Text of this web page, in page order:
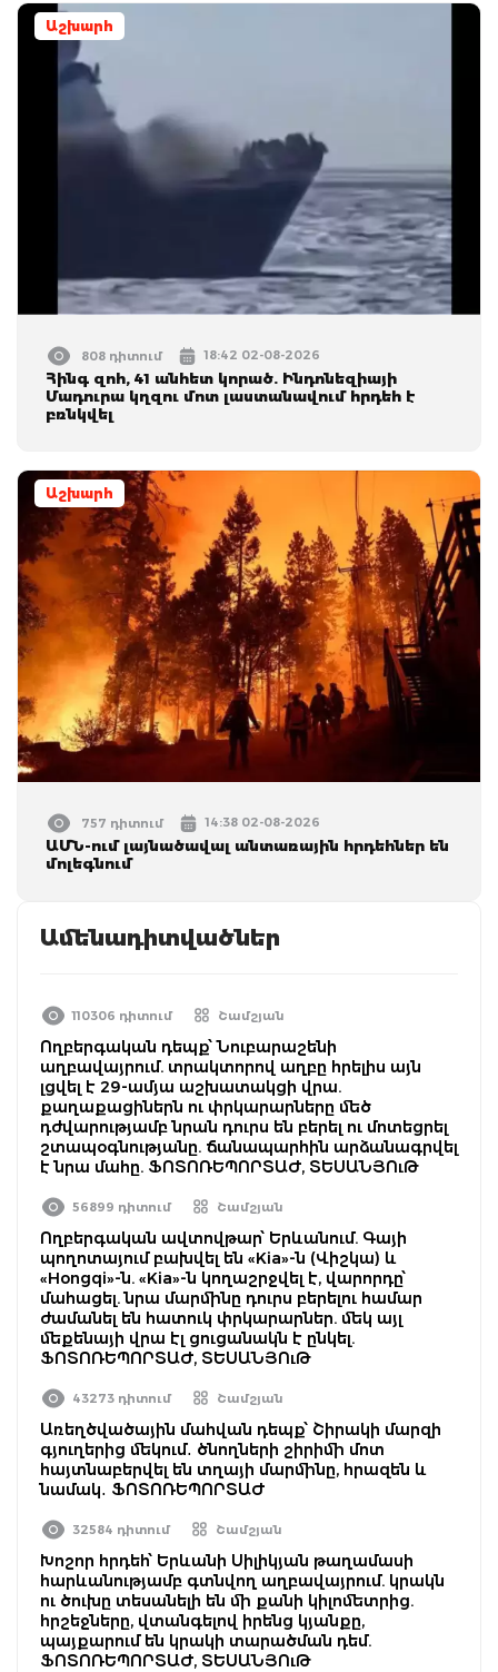
Աշխարհ
808 դիտում 18:42 02-08-2026
Հինգ զոհ, 41 անհետ կորած. Ինդոնեզիայի
Մադուրա կղզու մոտ լաստանավում հրդեհ է
բռնկվել
Աշխարհ
757 դիտում 14:38 02-08-2026
ԱՄՆ-ում լայնածավալ անտառային հրդեհներ են
մոլեգնում
Ամենադիտվածներ
110306 դիտում Շամշյան
Ողբերգական դեպք՝ Նուբարաշենի
աղբավայրում. տրակտորով աղբը հրելիս այն
լցվել է 29-ամյա աշխատակցի վրա.
քաղաքացիներն ու փրկարարները մեծ
դժվարությամբ նրան դուրս են բերել ու մոտեցրել
շտապօգնությանը. ճանապարհին արձանագրվել
է նրա մահը. ՖՈՏՈՌԵՊՈՐՏԱԺ, ՏԵՍԱՆՅՈւԹ
56899 դիտում Շամշյան
Ողբերգական ավտովթար՝ Երևանում. Գայի
պողոտայում բախվել են «Kia»-ն (Վիշկա) և
«Hongqi»-ն. «Kia»-ն կողաշրջվել է, վարորդը՝
մահացել. նրա մարմինը դուրս բերելու համար
ժամանել են հատուկ փրկարարներ. մեկ այլ
մեքենայի վրա էլ ցուցանակն է ընկել.
ՖՈՏՈՌԵՊՈՐՏԱԺ, ՏԵՍԱՆՅՈւԹ
43273 դիտում Շամշյան
Առեղծվածային մահվան դեպք՝ Շիրակի մարզի
գյուղերից մեկում․ ծնողների շիրիմի մոտ
հայտնաբերվել են տղայի մարմինը, հրազեն և
նամակ․ ՖՈՏՈՌԵՊՈՐՏԱԺ
32584 դիտում Շամշյան
Խոշոր հրդեհ՝ Երևանի Սիլիկյան թաղամասի
հարևանությամբ գտնվող աղբավայրում. կրակն
ու ծուխը տեսանելի են մի քանի կիլոմետրից.
հրշեջները, վտանգելով իրենց կյանքը,
պայքարում են կրակի տարածման դեմ.
ՖՈՏՈՌԵՊՈՐՏԱԺ, ՏԵՍԱՆՅՈւԹ